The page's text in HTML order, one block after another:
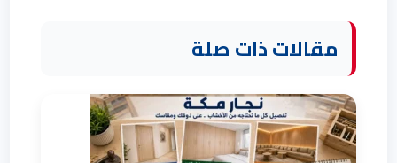
مقالات ذات صلة